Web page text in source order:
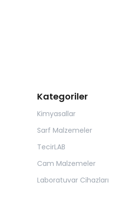
Kategoriler
Kimyasallar
Sarf Malzemeler
TecirLAB
Cam Malzemeler
Laboratuvar Cihazları